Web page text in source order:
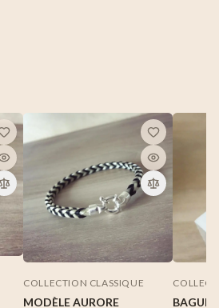
COLLECTION CLASSIQUE
MODÈLE AURORE
BAGUE